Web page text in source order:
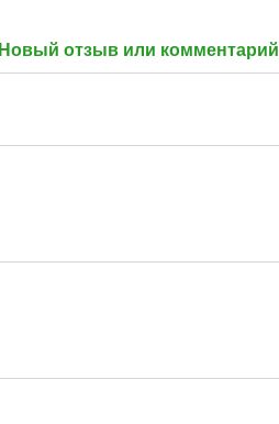
Новый отзыв или комментарий